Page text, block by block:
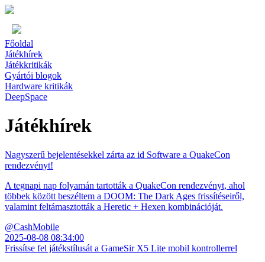
Főoldal
Játékhírek
Játékkritikák
Gyártói blogok
Hardware kritikák
DeepSpace
Játékhírek
Nagyszerű bejelentésekkel zárta az id Software a QuakeCon
rendezvényt!
A tegnapi nap folyamán tartották a QuakeCon rendezvényt, ahol
többek között beszéltem a DOOM: The Dark Ages frissítéseiről,
valamint feltámasztották a Heretic + Hexen kombinációját.
@CashMobile
2025-08-08 08:34:00
Frissítse fel játékstílusát a GameSir X5 Lite mobil kontrollerrel